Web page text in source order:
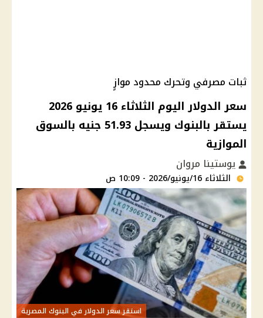
ثبات مصرفي وتحرك محدود موازٍ
سعر الدولار اليوم الثلاثاء 16 يونيو 2026
يستقر بالبنوك ويسجل 51.93 جنيه بالسوق
الموازية
يوستينا مروان
الثلاثاء 16/يونيو/2026 - 10:09 ص
استقر سعر الدولار في البنوك المصرية